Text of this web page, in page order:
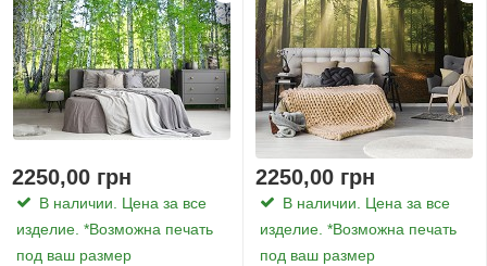
2250,00 грн
В наличии. Цена за все
изделие. *Возможна печать
под ваш размер
2250,00 грн
В наличии. Цена за все
изделие. *Возможна печать
под ваш размер